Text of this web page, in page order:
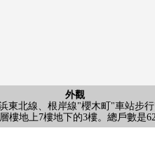
外觀
東北線、根岸線"櫻木町"車站步
樓地上7樓地下的3樓。總戶數是62
風景
住戸，看得見橫濱地標Tower所
風景。
入口
視器的內部對講機被搭載。是被
入口
的沙發和桌子被設置。能用於等
入口
開放對象寬敞的入口。為始自於
地渡過的空間。
客廳
敞的LDK。能舒適地要舒適。能
章有)。
客廳
看喜歡的節目，一邊，一邊會烹調
客廳
門的話，能作為LDK的延長利用，
及午睡地方推薦。來客時，關門，
客廳
明亮地是開放性的空間。因為地
暖從腳下通過客餐廳。
客廳
機，垃圾處理器被搭載所以減輕忙
廚房
袋洗滌槽被采用。有便於菜的栓1
廚房
的3份瓦斯爐被搭載所以菜的上演節
廚房
見雖然搬運做的菜或者使用完的
工作TOP，天然的花崗岩被采用。
西式房間
同客廳飯廳鄰接。根據生活方式
靈活使用的西式房間。
公共汽車
關系，有浴室烘乾機的，能心情
為花粉對策，也視為好東西。
洗臉
間被設立的盥洗台。為也正廣泛
隊也舒適地可以使用。
廁所
立。使用後，手洗，馬上衛生。
藏在背面的吊戸棚。
陽台
進去的陽台。高度能更換的曬衣
陽台
裝設備醫院，公園分散地存在，
準備齊全。
門口
門口收納
其他內省
走廊
門口
門口
風景
來自陽台的風景
外觀
外觀
風景
來自陽台的風景
風景
來自陽台的風景
風景
來自陽台的風景
風景
來自陽台的風景
停車場
停車場入口
停車場
停車場
共有部分
宅配保管櫃
大廳
大廳入口
大廳
大廳入口
大廳
大廳入口
大廳
大廳入口
入口
入口
入口
入口
其他
Mansion Emblem
大廳
大廳入口
大廳
大廳入口
外觀
Fuji伊勢町商店(約590m)
加工食品，家常菜等的豐富的物
前能在主頁確認傳單。
橫濱戶部町3丁目商店(約
步行3分鐘。
橫濱市立本町小學(約460m)
步行6分鐘。
橫濱市立橫濱吉田中學(約1700m)
步行22分鐘。
掃部山公園(約10m)
步行1分鐘。